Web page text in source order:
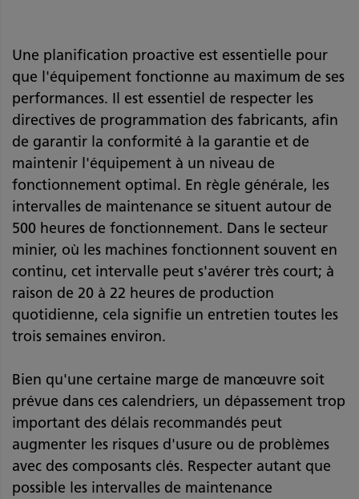
Une planification proactive est essentielle pour
que l'équipement fonctionne au maximum de ses
performances. Il est essentiel de respecter les
directives de programmation des fabricants, afin
de garantir la conformité à la garantie et de
maintenir l'équipement à un niveau de
fonctionnement optimal. En règle générale, les
intervalles de maintenance se situent autour de
500 heures de fonctionnement. Dans le secteur
minier, où les machines fonctionnent souvent en
continu, cet intervalle peut s'avérer très court; à
raison de 20 à 22 heures de production
quotidienne, cela signifie un entretien toutes les
trois semaines environ.
Bien qu'une certaine marge de manœuvre soit
prévue dans ces calendriers, un dépassement trop
important des délais recommandés peut
augmenter les risques d'usure ou de problèmes
avec des composants clés. Respecter autant que
possible les intervalles de maintenance